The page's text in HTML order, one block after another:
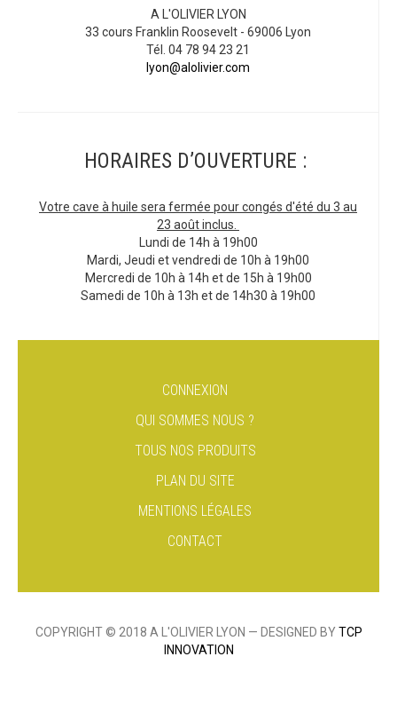
A L'OLIVIER LYON
33 cours Franklin Roosevelt - 69006 Lyon
Tél. 04 78 94 23 21
lyon@alolivier.com
HORAIRES D’OUVERTURE :
Votre cave à huile sera fermée pour congés d'été du 3 au
23 août inclus.
Lundi de 14h à 19h00
Mardi, Jeudi et vendredi de 10h à 19h00
Mercredi de 10h à 14h et de 15h à 19h00
Samedi de 10h à 13h et de 14h30 à 19h00
CONNEXION
QUI SOMMES NOUS ?
TOUS NOS PRODUITS
PLAN DU SITE
MENTIONS LÉGALES
CONTACT
COPYRIGHT © 2018 A L'OLIVIER LYON — DESIGNED BYTCP
INNOVATION